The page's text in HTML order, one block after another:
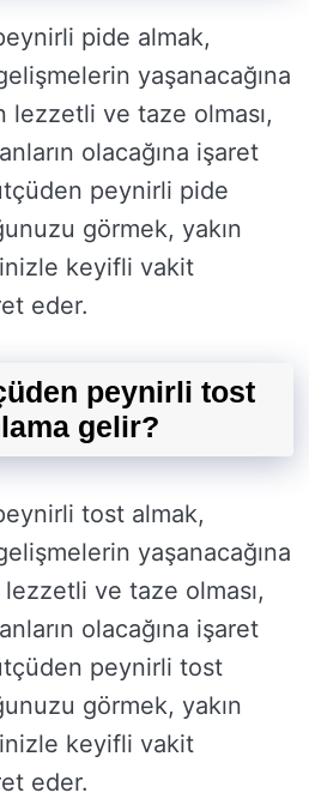
pide almak,
yaşanacağına
lezzetli ve taze olması,
olacağına işaret
peynirli pide
görmek, yakın
keyifli vakit
eder.
peynirli tost
gelir?
tost almak,
yaşanacağına
ve taze olması,
olacağına işaret
peynirli tost
görmek, yakın
keyifli vakit
eder.